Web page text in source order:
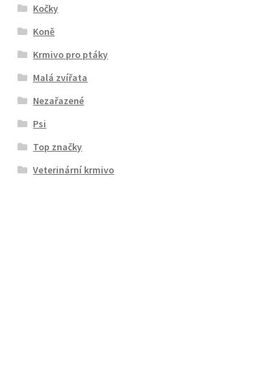
Kočky
Koně
Krmivo pro ptáky
Malá zvířata
Nezařazené
Psi
Top značky
Veterinární krmivo